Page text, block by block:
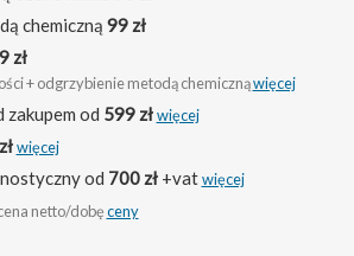
chemiczną 99 zł
zł
+ odgrzybienie metodą chemicznąwięcej
od 599 zł więcej
więcej
od 700 zł+vatwięcej
netto/dobęceny